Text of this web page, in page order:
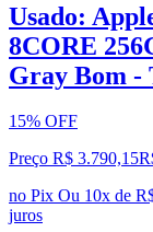
Usado:
8CORE
Gray Bom -
15% OFF
Preço R$ 3.790,15
no Pix Ou 10x de
juros